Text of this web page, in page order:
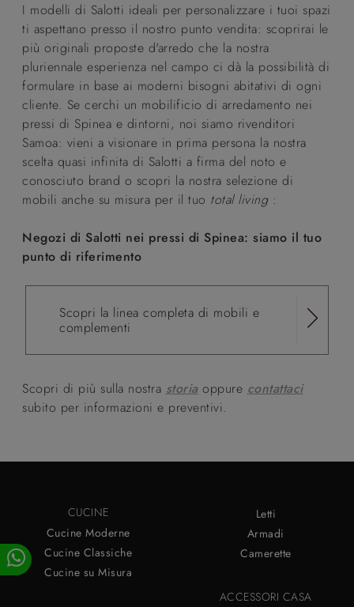
I modelli di Salotti ideali per personalizzare i tuoi spazi
ti aspettano presso il nostro punto vendita: scoprirai le
più originali proposte d'arredo che la nostra
pluriennale esperienza nel campo ci dà la possibilità di
formulare in base ai moderni bisogni abitativi di ogni
cliente. Se cerchi un mobilificio di arredamento nei
pressi di Spinea e dintorni, noi siamo rivenditori
Samoa: vieni a visionare in prima persona la nostra
scelta quasi infinita di Salotti a firma del noto e
conosciuto brand o scopri la nostra selezione di
mobili anche su misura per il tuo total living :
Negozi di Salotti nei pressi di Spinea: siamo il tuo
punto di riferimento
Scopri la linea completa di mobili e
complementi
Scopri di più sulla nostra storiaoppure contattaci
subito per informazioni e preventivi.
CUCINE
Cucine Moderne
Cucine Classiche
Cucine su Misura
Letti
Armadi
Camerette
ACCESSORI CASA